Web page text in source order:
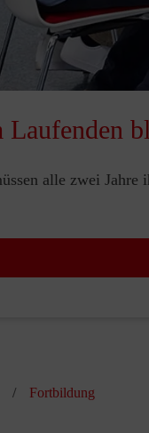
alle zwei
Fortbildung